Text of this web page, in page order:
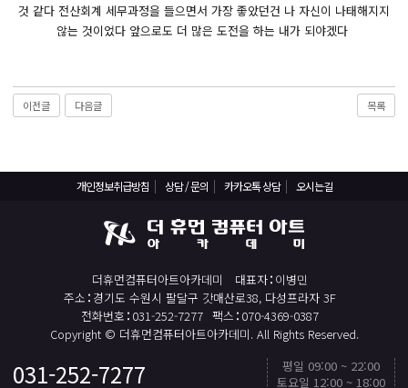
것 같다 전산회계 세무과정을 들으면서 가장 좋았던건 나 자신이 나태해지지
않는 것이었다 앞으로도 더 많은 도전을 하는 내가 되야겠다
이전글 다음글 목록
개인정보취급방침 상담 / 문의 카카오톡 상담 오시는길
더휴먼컴퓨터아트아카데미 대표자 이병민
주소 경기도 수원시 팔달구 갓매산로38, 다성프라자 3F
전화번호 031-252-7277 팩스 070-4369-0387
Copyright © 더휴먼컴퓨터아트아카데미. All Rights Reserved.
031-252-7277
평일 09:00 ~ 22:00
토요일 12:00 ~ 18:00
TOP
반응형/웹퍼블리셔/프론트엔드 웹개발자(웹디자인)
반응형/웹퍼블리셔/프론트엔드 웹개발자(웹디자인기능사 과정평가형)
디지털컨버전스 자바(JAVA)개발자(전자정부 프레임워크/SPRING)
전기기능사(필기+실기) 자격증 취득과정
포토샵 자격증 취득과정(GTQ1급)
일러스트 자격증 취득과정(GTQi 1급)
전산회계 1급 / FAT 1급 자격증 취득과정
전산세무 2급 / TAT 2급 자격증 취득과정